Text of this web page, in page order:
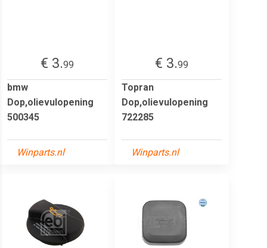
€ 3.99
bmw
Dop,olievulopening
500345
Winparts.nl
€ 3.99
Topran
Dop,olievulopening
722285
Winparts.nl